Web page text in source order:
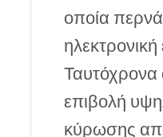
οποία
Ταυτόχρονα
επιβολή
κύρωσης